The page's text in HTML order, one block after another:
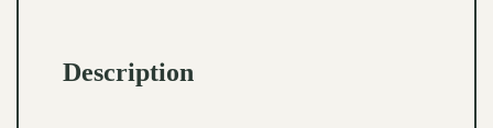
Description